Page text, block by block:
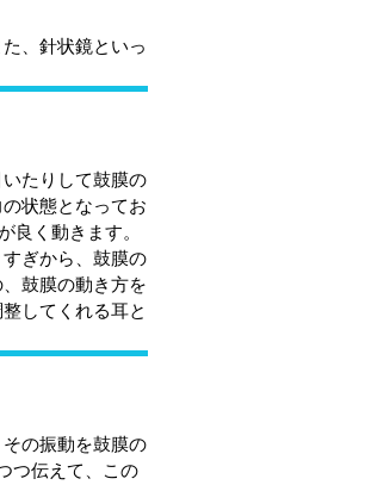
、針状鏡といっ
たりして鼓膜の
状態となってお
良く動きます。
ぎから、鼓膜の
鼓膜の動き方を
してくれる耳と
の振動を鼓膜の
つ伝えて、この